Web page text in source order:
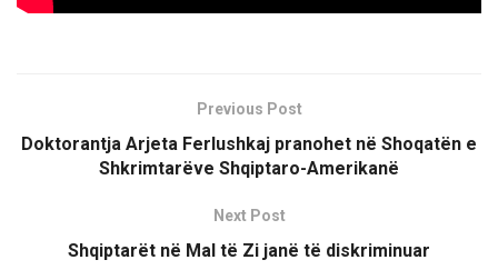
Previous Post
Doktorantja Arjeta Ferlushkaj pranohet në Shoqatën e
Shkrimtarëve Shqiptaro-Amerikanë
Next Post
Shqiptarët në Mal të Zi janë të diskriminuar